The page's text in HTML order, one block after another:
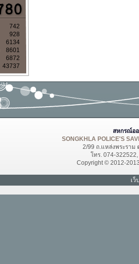
742
928
6134
8601
6872
43737
สหกรณ์อ
SONGKHLA POLICE'S
2/99 ถ.แหล่งพระราม
โทร. 074-
Copyright © 2012-
เ